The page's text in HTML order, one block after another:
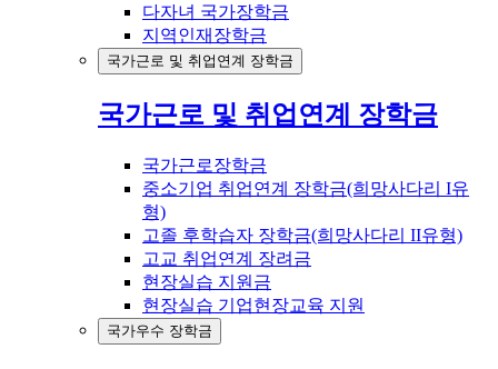
다자녀 국가장학금
지역인재장학금
국가근로 및 취업연계 장학금
국가근로 및 취업연계 장학금
국가근로장학금
중소기업 취업연계 장학금(희망사다리 I유
형)
고졸 후학습자 장학금(희망사다리 II유형)
고교 취업연계 장려금
현장실습 지원금
현장실습 기업현장교육 지원
국가우수 장학금